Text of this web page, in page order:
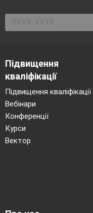
Підвищення
кваліфікації
Підвищення кваліфікації
Вебінари
Конференції
Курси
Вектор